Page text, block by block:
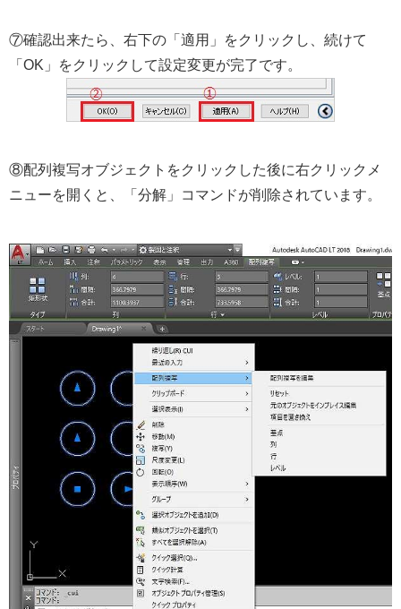
⑦確認出来たら、右下の「適用」をクリックし、続けて
「OK」をクリックして設定変更が完了です。
⑧配列複写オブジェクトをクリックした後に右クリックメ
ニューを開くと、「分解」コマンドが削除されています。